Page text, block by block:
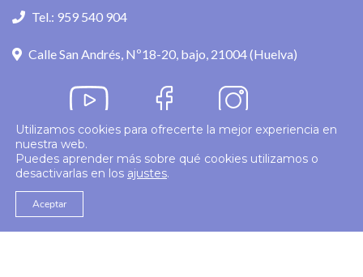
Tel.: 959 540 904
Calle San Andrés, Nº18-20, bajo, 21004 (Huelva)
© 2026 Colegio Enfermería Huelva
Utilizamos cookies para ofrecerte la mejor experiencia en
nuestra web.
Puedes aprender más sobre qué cookies utilizamos o
desactivarlas en los ajustes.
Aceptar